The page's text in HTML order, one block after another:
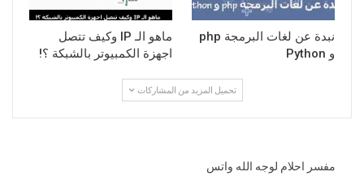
نبدة عن لغات البرمجة php
و Python
‏ماهو الـ IP وكيف تتصل
اجهزة الكمبيوتر بالشبكة ؟!
تحميل المزيد من المشاركات
مفسر احلام لوجه الله واتس